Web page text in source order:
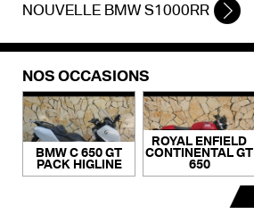
NOUVELLE BMW S1000RR
NOS OCCASIONS
BMW C 650 GT
PACK HIGLINE
ROYAL ENFIELD
CONTINENTAL GT
650